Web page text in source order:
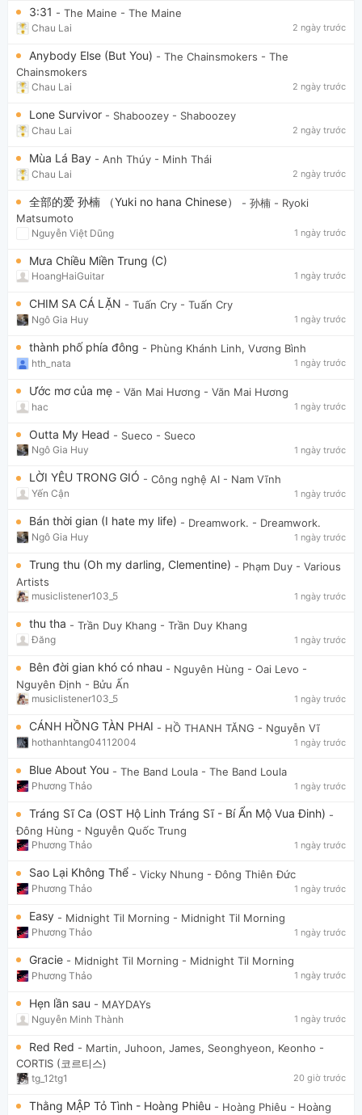
3:31 - The Maine - The Maine
Chau Lai 2 ngày trước
Anybody Else (But You) - The Chainsmokers - The
Chainsmokers
Chau Lai 2 ngày trước
Lone Survivor - Shaboozey - Shaboozey
Chau Lai 2 ngày trước
Mùa Lá Bay - Anh Thúy - Minh Thái
Chau Lai 2 ngày trước
全部的爱 孙楠 （Yuki no hana Chinese） - 孙楠 - Ryoki
Matsumoto
Nguyễn Việt Dũng 1 ngày trước
Mưa Chiều Miền Trung (C)
HoangHaiGuitar 1 ngày trước
CHIM SA CÁ LẶN - Tuấn Cry - Tuấn Cry
Ngô Gia Huy 1 ngày trước
thành phố phía đông - Phùng Khánh Linh, Vương Bình
hth_nata 1 ngày trước
Ước mơ của mẹ - Văn Mai Hương - Văn Mai Hương
hac 1 ngày trước
Outta My Head - Sueco - Sueco
Ngô Gia Huy 1 ngày trước
LỜI YÊU TRONG GIÓ - Công nghệ AI - Nam Vĩnh
Yến Cận 1 ngày trước
Bán thời gian (I hate my life) - Dreamwork. - Dreamwork.
Ngô Gia Huy 1 ngày trước
Trung thu (Oh my darling, Clementine) - Phạm Duy - Various
Artists
musiclistener103_5 1 ngày trước
thu tha - Trần Duy Khang - Trần Duy Khang
Đăng 1 ngày trước
Bên đời gian khó có nhau - Nguyên Hùng - Oai Levo -
Nguyên Định - Bửu Ấn
musiclistener103_5 1 ngày trước
CÁNH HỒNG TÀN PHAI - HỒ THANH TĂNG - Nguyễn Vĩ
hothanhtang04112004 1 ngày trước
Blue About You - The Band Loula - The Band Loula
Phương Thảo 1 ngày trước
Tráng Sĩ Ca (OST Hộ Linh Tráng Sĩ - Bí Ẩn Mộ Vua Đinh) -
Đông Hùng - Nguyễn Quốc Trung
Phương Thảo 1 ngày trước
Sao Lại Không Thể - Vicky Nhung - Đông Thiên Đức
Phương Thảo 1 ngày trước
Easy - Midnight Til Morning - Midnight Til Morning
Phương Thảo 1 ngày trước
Gracie - Midnight Til Morning - Midnight Til Morning
Phương Thảo 1 ngày trước
Hẹn lần sau - MAYDAYs
Nguyễn Minh Thành 1 ngày trước
Red Red - Martin, Juhoon, James, Seonghyeon, Keonho -
CORTIS (코르티스)
tg_12tg1 20 giờ trước
Thằng MẬP Tỏ Tình - Hoàng Phiêu - Hoàng Phiêu - Hoàng